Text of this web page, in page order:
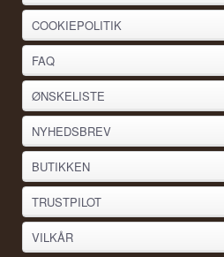
COOKIEPOLITIK
FAQ
ØNSKELISTE
NYHEDSBREV
BUTIKKEN
TRUSTPILOT
VILKÅR